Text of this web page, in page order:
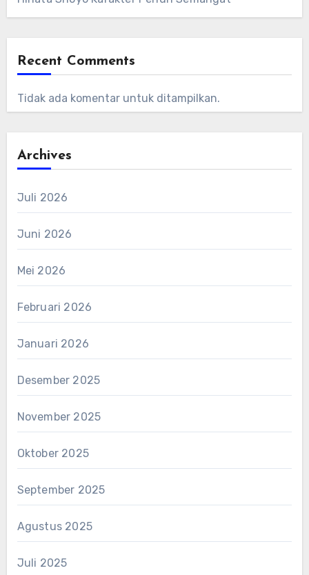
Recent Comments
Tidak ada komentar untuk ditampilkan.
Archives
Juli 2026
Juni 2026
Mei 2026
Februari 2026
Januari 2026
Desember 2025
November 2025
Oktober 2025
September 2025
Agustus 2025
Juli 2025